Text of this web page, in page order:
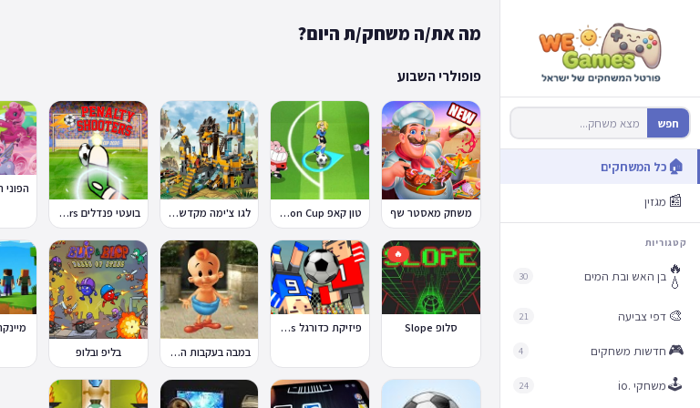
חפש
🏠 כל המשחקים
📰 מגזין
קטגוריות
🔥
💧 בן האש ובת המים 30
🎨 דפי צביעה 21
🎮 חדשות משחקים 4
🕹️משחקי .io 24
מה את/ה משחק/ת היום?
פופולרי השבוע
משחק מאסטר שף טון קאפ Toon Cup לגו צ'ימה מקדש האריות בועטי פנדלים Penalty Shooters
🔥
סלופ Slope
פיזיקת כדורגל Soccer Physics
במבה בעקבות החטיף החטוף 2
בליפ ובלופ